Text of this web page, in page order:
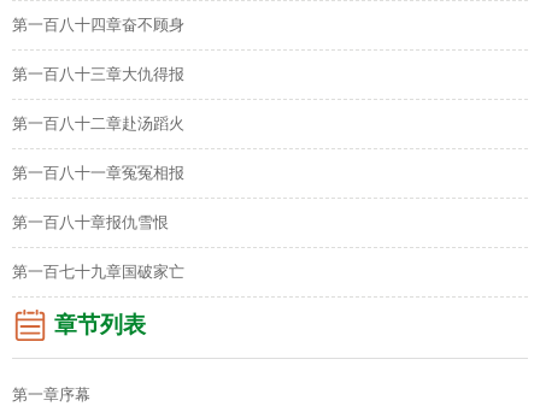
第一百八十四章奋不顾身
第一百八十三章大仇得报
第一百八十二章赴汤蹈火
第一百八十一章冤冤相报
第一百八十章报仇雪恨
第一百七十九章国破家亡
章节列表
第一章序幕